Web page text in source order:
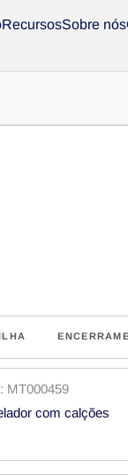
RecursosSobre nós
MT000459
com calções